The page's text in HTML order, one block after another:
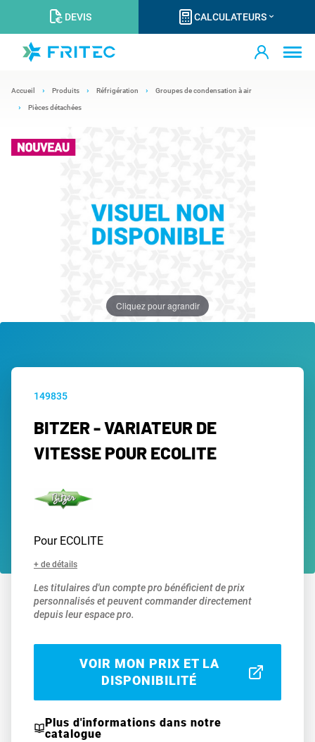
DEVIS CALCULATEURS
Accueil Produits Réfrigération Groupes de condensation à air
Pièces détachées
Cliquez pour agrandir
149835
BITZER - VARIATEUR DE
VITESSE POUR ECOLITE
Pour ECOLITE
+ de détails
Les titulaires d'un compte pro bénéficient de prix
personnalisés et peuvent commander directement
depuis leur espace pro.
VOIR MON PRIX ET LA
DISPONIBILITÉ
Plus d'informations dans notre
catalogue